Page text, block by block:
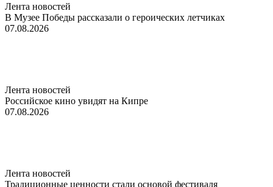
Лента новостей
В Музее Победы рассказали о героических летчиках
07.08.2026
Лента новостей
Российское кино увидят на Кипре
07.08.2026
Лента новостей
Традиционные ценности стали основой фестиваля